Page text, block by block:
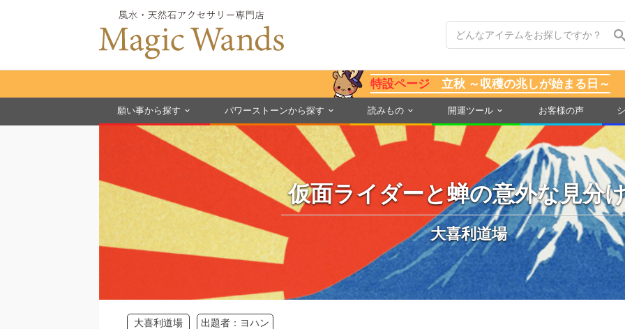
特設ページ立秋 ～収穫の兆しが始まる日～
願い事から探す パワーストーンから探す 読みもの 開運ツール お客様の声
仮面ライダーと蝉の意外な見分
大喜利道場
大喜利道場 出題者：ヨハン